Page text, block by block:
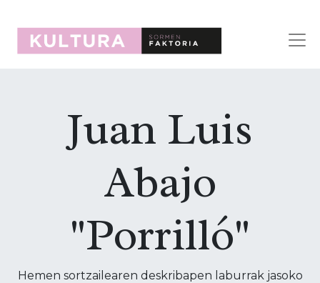
Juan Luis
Abajo
"Porrilló"
Hemen sortzailearen deskribapen laburrak jasoko